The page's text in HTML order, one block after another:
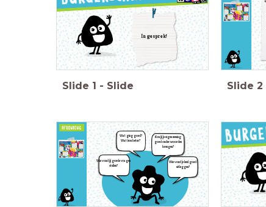
In gesprek!
Slide 1 - Slide Slide 2
Wie vond jij goede vragen
stellen?
Kon jij je eigen mening
goed onder woorden
brengen?
Wie vond je heel goed
uitleggen?
Wat ging goed?
Wat kon beter?